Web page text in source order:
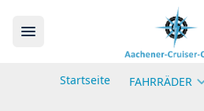
Startseite FAHRRÄDER